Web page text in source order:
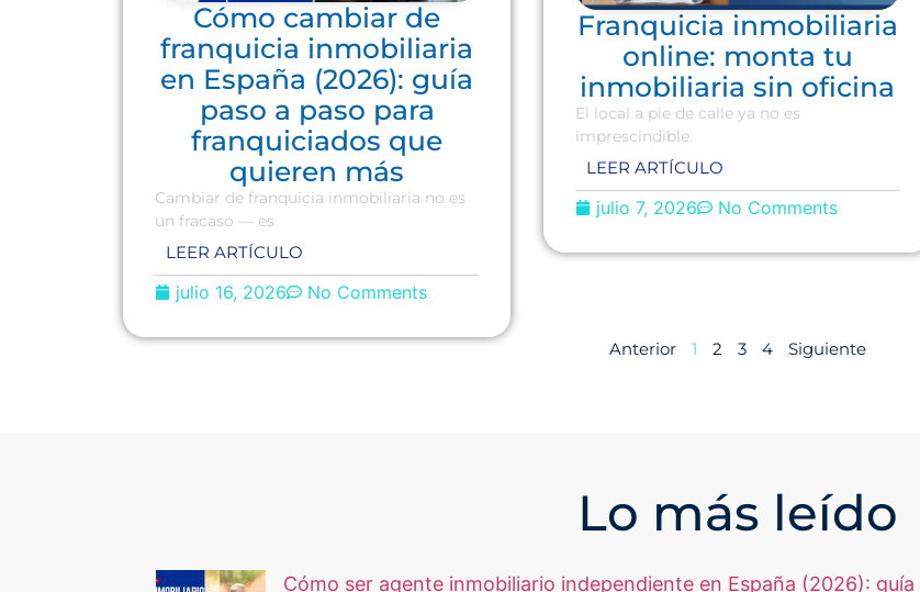
Cómo cambiar de
franquicia inmobiliaria
en España (2026): guía
paso a paso para
franquiciados que
quieren más
Cambiar de franquicia inmobiliaria no es
un fracaso — es
LEER ARTÍCULO
julio 16, 2026 No Comments
Franquicia inmobiliaria
online: monta tu
inmobiliaria sin oficina
El local a pie de calle ya no es
imprescindible.
LEER ARTÍCULO
julio 7, 2026 No Comments
Anterior 1 2 3 4 Siguiente
Lo más leído
Cómo ser agente inmobiliario independiente en España (2026):